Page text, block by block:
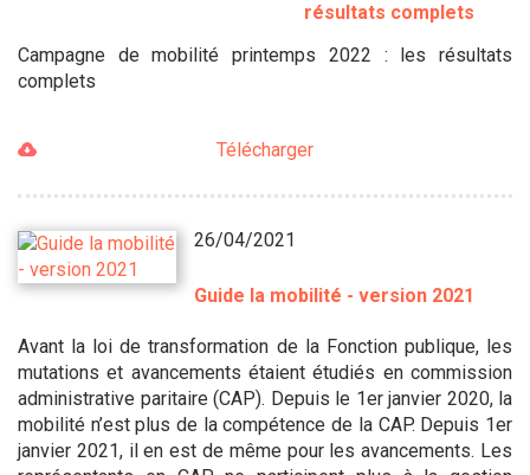
résultats complets
Campagne de mobilité printemps 2022 : les résultats
complets
Télécharger
26/04/2021
Guide la mobilité - version 2021
Avant la loi de transformation de la Fonction publique, les
mutations et avancements étaient étudiés en commission
administrative paritaire (CAP). Depuis le 1er janvier 2020, la
mobilité n’est plus de la compétence de la CAP. Depuis 1er
janvier 2021, il en est de même pour les avancements. Les